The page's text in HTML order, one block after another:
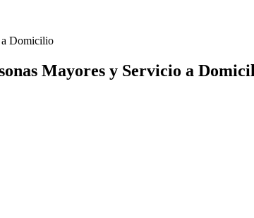
a Domicilio
Mayores y Servicio a